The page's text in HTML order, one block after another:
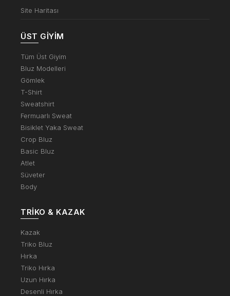
Site Haritası
ÜST GIYIM
Tüm Üst Giyim
Bluz Modelleri
Gömlek
T-Shirt
Sweatshirt
Fermuarlı Sweat
Bisiklet Yaka Sweat
Crop Bluz
Basic Bluz
Atlet
Süveter
Body
TRIKO & KAZAK
Kazak
Triko Bluz
Hırka
Triko Hırka
Uzun Hırka
Desenli Hırka